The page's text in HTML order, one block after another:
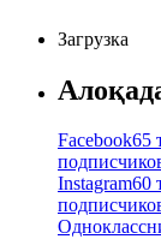
Загрузка
Facebook65
Instagram60